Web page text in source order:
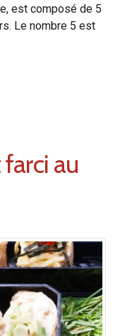
est composé de 5
Le nombre 5 est
au